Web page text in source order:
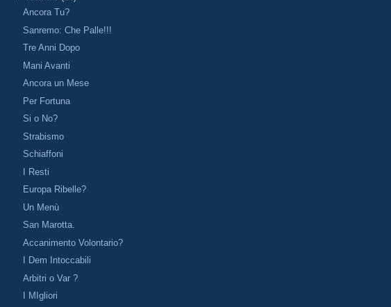
Ancora Tu?
Sanremo: Che Palle!!!
Tre Anni Dopo
Mani Avanti
Ancora un Mese
Per Fortuna
Si o No?
Strabismo
Schiaffoni
I Resti
Europa Ribelle?
Un Menù
San Marotta.
Accanimento Volontario?
I Dem Intoccabili
Arbitri o Var ?
I MIgliori